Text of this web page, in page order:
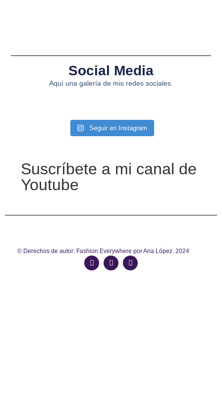
Social Media
Aquí una galería de mis redes sociales.
Seguir en Instagram
Suscríbete a mi canal de
Youtube
© Derechos de autor: Fashion Everywhere por Ana López. 2024